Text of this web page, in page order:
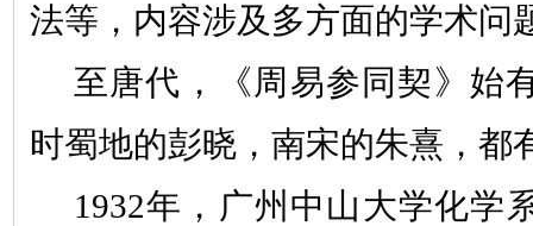
法等，内容涉及多方面的学术问
至唐代，《周易参同契》始
时蜀地的彭晓，南宋的朱熹，都
1932年，广州中山大学化学